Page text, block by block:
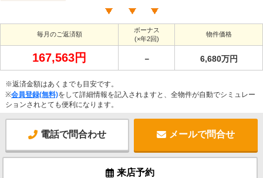
毎月のご返済額
ボーナス
(×年2回)
物件価格
167,563円 － 6,680万円
※返済金額はあくまでも目安です。
※会員登録(無料)をして詳細情報を記入されますと、全物件が自動でシミュレー
ションされとても便利になります。
電話で問合わせ メールで問合せ
来店予約